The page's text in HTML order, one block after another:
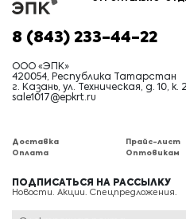
8 (843) 233-44-22
ООО «ЭПК»
420054, Республика Татарстан
г. Казань, ул. Техническая, д. 10, к. 2
sale1017@epkrt.ru
Доставка
Оплата
Прайс-лист
Оптовикам
ПОДПИСАТЬСЯ НА РАССЫЛКУ
Новости. Акции. Спецпредложения.